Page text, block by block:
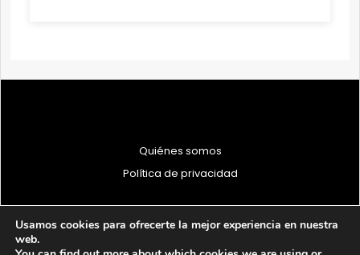
Quiénes somos
Política de privacidad
Usamos cookies para ofrecerte la mejor experiencia en nuestra
web.